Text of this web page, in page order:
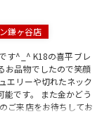
鎌ヶ谷店
す^_^ K18の喜平ブレ
お品物でしたので笑顔
エリーや切れたネック
能です。 また金かどう
ご来店をお待ちしてお